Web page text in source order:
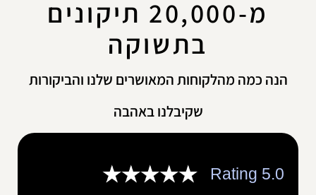
מ-20,000 תיקונים
בתשוקה
הנה כמה מהלקוחות המאושרים שלנו והביקורות
שקיבלנו באהבה
Rating 5.0